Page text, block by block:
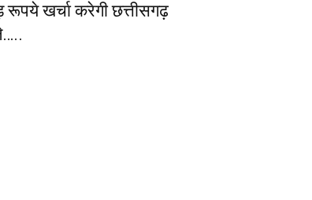
खर्चा करेगी छत्तीसगढ़